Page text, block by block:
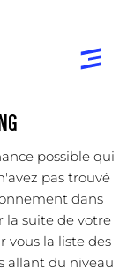
possible qui
pas trouvé
dans
la suite de votre
vous la liste des
allant du niveau